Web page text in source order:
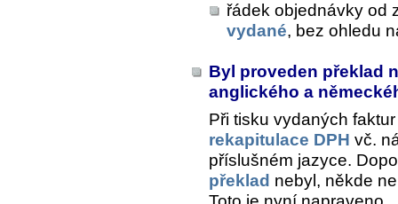
řádek objednávky od
vydané, bez ohledu
Byl proveden překlad
anglického a
Při tisku vydaných
rekapitulace DPH vč.
příslušném jazyce.
překlad nebyl, někde